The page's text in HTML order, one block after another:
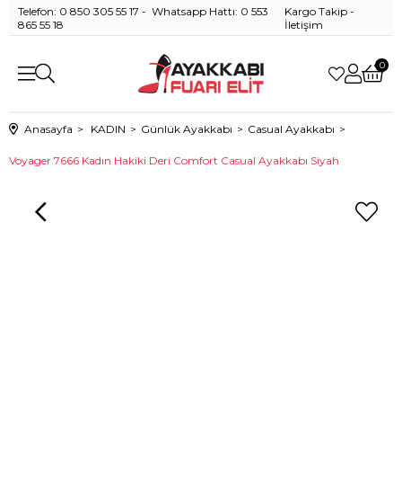
Telefon: 0 850 305 55 17 - Whatsapp Hattı: 0 553
865 55 18
Kargo Takip -
İletişim
0
Anasayfa KADIN Günlük Ayakkabı Casual Ayakkabı
Voyager 7666 Kadın Hakiki Deri Comfort Casual Ayakkabı Siyah